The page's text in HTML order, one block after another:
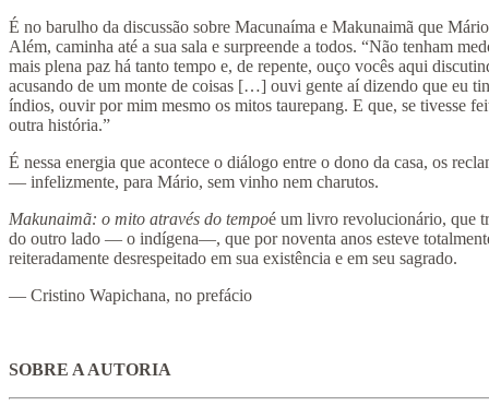
É no barulho da discussão sobre Macunaíma e Makunaimã que
Além, caminha até a sua sala e surpreende a todos. “Não tenham
mais plena paz há tanto tempo e, de repente, ouço vocês aqui
acusando de um monte de coisas […] ouvi gente aí dizendo que eu
índios, ouvir por mim mesmo os mitos taurepang. E que, se tivesse
outra história.”
É nessa energia que acontece o diálogo entre o dono da casa, os
— infelizmente, para Mário, sem vinho nem charutos.
Makunaimã: o mito através do tempoé um livro revolucionário, que
do outro lado — o indígena—, que por noventa anos esteve
reiteradamente desrespeitado em sua existência e em seu sagrado.
— Cristino Wapichana, no prefácio
SOBRE A AUTORIA